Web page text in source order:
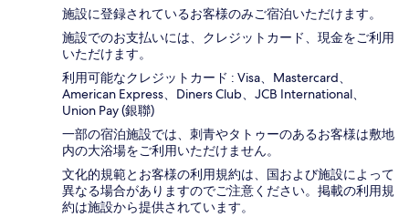
施設に登録されているお客様のみご宿泊いただけます。
施設でのお支払いには、クレジットカード、現金をご利用
いただけます。
利用可能なクレジットカード : Visa、Mastercard、
American Express、Diners Club、JCB International、
Union Pay (銀聯)
一部の宿泊施設では、刺青やタトゥーのあるお客様は敷地
内の大浴場をご利用いただけません。
文化的規範とお客様の利用規約は、国および施設によって
異なる場合がありますのでご注意ください。掲載の利用規
約は施設から提供されています。